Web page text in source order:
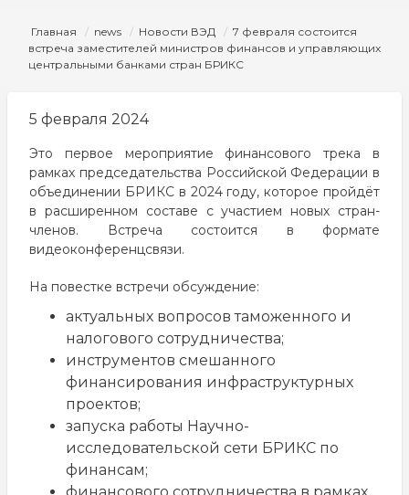
Строка
навигации
Главная news Новости ВЭД
7 февраля состоится
встреча заместителей министров финансов и управляющих
центральными банками стран БРИКС
5 февраля 2024
Это первое мероприятие финансового трека в
рамках председательства Российской Федерации в
объединении БРИКС в 2024 году, которое пройдёт
в расширенном составе с участием новых стран-
членов. Встреча состоится в формате
видеоконференцсвязи.
На повестке встречи обсуждение:
актуальных вопросов таможенного и
налогового сотрудничества;
инструментов смешанного
финансирования инфраструктурных
проектов;
запуска работы Научно-
исследовательской сети БРИКС по
финансам;